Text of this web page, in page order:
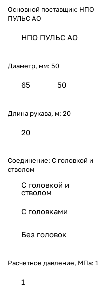
Основной поставщик: НПО
ПУЛЬС АО
НПО ПУЛЬС АО
Диаметр, мм: 50
65 50
Длина рукава, м: 20
20
Соединение: С головкой и
стволом
С головкой и
стволом
С головками
Без головок
Расчетное давление, МПа: 1
1